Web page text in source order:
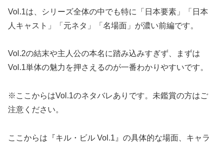
Vol.1は、シリーズ全体の中でも特に「日本要素」「日本
人キャスト」「元ネタ」「名場面」が濃い前編です。
Vol.2の結末や主人公の本名に踏み込みすぎず、まずは
Vol.1単体の魅力を押さえるのが一番わかりやすいです。
※ここからはVol.1のネタバレありです。未鑑賞の方はご
注意ください。
ここからは『キル・ビル Vol.1』の具体的な場面、キャラ